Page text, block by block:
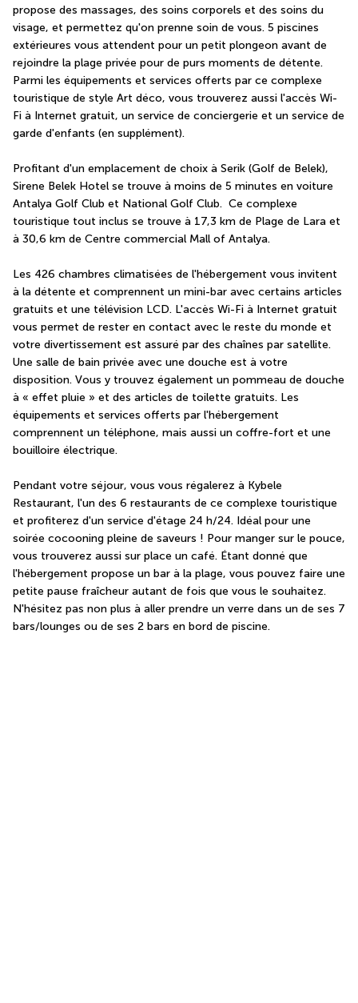
propose des massages, des soins corporels et des soins du
visage, et permettez qu'on prenne soin de vous. 5 piscines
extérieures vous attendent pour un petit plongeon avant de
rejoindre la plage privée pour de purs moments de détente.
Parmi les équipements et services offerts par ce complexe
touristique de style Art déco, vous trouverez aussi l'accès Wi-
Fi à Internet gratuit, un service de conciergerie et un service de
garde d'enfants (en supplément).
Profitant d'un emplacement de choix à Serik (Golf de Belek),
Sirene Belek Hotel se trouve à moins de 5 minutes en voiture
Antalya Golf Club et National Golf Club.  Ce complexe
touristique tout inclus se trouve à 17,3 km de Plage de Lara et
à 30,6 km de Centre commercial Mall of Antalya.
Les 426 chambres climatisées de l'hébergement vous invitent
à la détente et comprennent un mini-bar avec certains articles
gratuits et une télévision LCD. L'accès Wi-Fi à Internet gratuit
vous permet de rester en contact avec le reste du monde et
votre divertissement est assuré par des chaînes par satellite.
Une salle de bain privée avec une douche est à votre
disposition. Vous y trouvez également un pommeau de douche
à « effet pluie » et des articles de toilette gratuits. Les
équipements et services offerts par l'hébergement
comprennent un téléphone, mais aussi un coffre-fort et une
bouilloire électrique.
Pendant votre séjour, vous vous régalerez à Kybele
Restaurant, l'un des 6 restaurants de ce complexe touristique
et profiterez d'un service d'étage 24 h/24. Idéal pour une
soirée cocooning pleine de saveurs ! Pour manger sur le pouce,
vous trouverez aussi sur place un café. Étant donné que
l'hébergement propose un bar à la plage, vous pouvez faire une
petite pause fraîcheur autant de fois que vous le souhaitez.
N'hésitez pas non plus à aller prendre un verre dans un de ses 7
bars/lounges ou de ses 2 bars en bord de piscine.